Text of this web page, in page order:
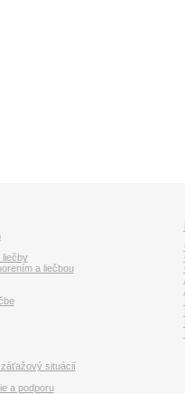
liečby
a liečbou
situácií
a podporu